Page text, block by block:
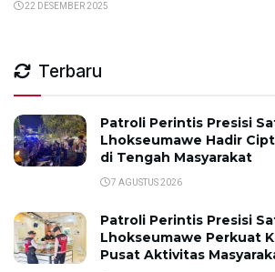
22 DESEMBER 2025
Terbaru
Patroli Perintis Presisi
Lhokseumawe Hadir
di Tengah Masyarakat
7 AGUSTUS 2026
Patroli Perintis Presisi
Lhokseumawe Perkuat
Pusat Aktivitas